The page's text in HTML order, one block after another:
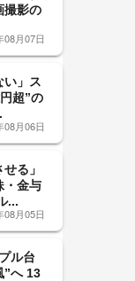
撮影の
08月07日
い」ス
超”の
08月06日
る」
・金与
...
08月05日
ル台
”へ 13